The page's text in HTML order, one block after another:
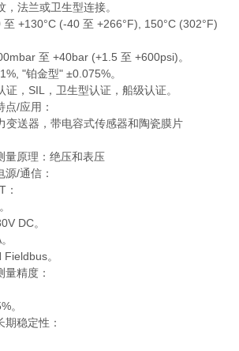
法兰或卫生型连接。
+130°C (-40 至 +266°F), 150°C (302°F)
至 +40bar (+1.5 至 +600psi)。
"铂金型" ±0.075%。
，SIL，卫生型认证，船级认证。
/应用：
送器，带电容式传感器和陶瓷膜片
原理：绝压和表压
/通信：
DC。
。
精度：
。
稳定性：